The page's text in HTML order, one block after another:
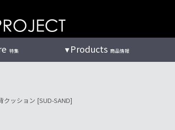
特集 Products 商品情報
クッション [SUD-SAND]